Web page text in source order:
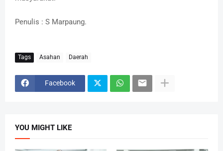
Penulis : S Marpaung.
Tags Asahan Daerah
Facebook
YOU MIGHT LIKE